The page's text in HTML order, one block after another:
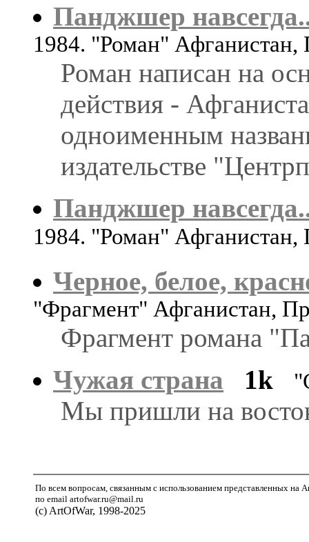
Панджшер
1984. "Роман" Афганистан,
Роман написан на
действия -
одноименным
издательстве
Панджшер
1984. "Роман"
Черное, белое,
"Фрагмент" Афганистан,
Фрагмент романа
Чужая страна
1k
Мы пришли на
По всем вопросам, связанным с использованием представленных на
по email artofwar.ru@mail.ru
(с) ArtOfWar, 1998-2025